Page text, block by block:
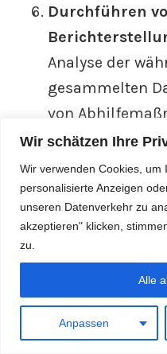
Wir schätzen Ihre
Wir verwenden Cookies, um
personalisierte Anzeigen
unseren Datenverkehr zu
akzeptieren" klicken,
zu.
Anpassen
Alle
Durchführen
Analyse der
gesammelten
von
einschließlich
ausgenutzten
deren
© 2026 viakodo GmbH